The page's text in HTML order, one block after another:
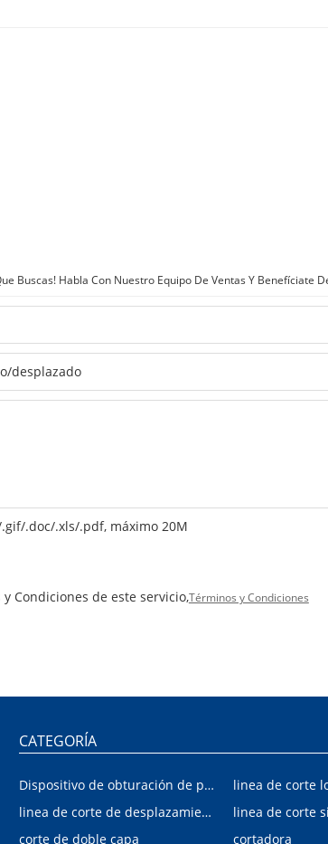
Buscas! Habla Con Nuestro Equipo De Ventas Y Benefíciate
.doc/.xls/.pdf, máximo 20M
Condiciones de este servicio,Términos y Condiciones
CATEGORÍA
Dispositivo de obturación de placa interior/exterior de automóvil
linea de corte
linea de corte de desplazamiento de hojalata y aluminio
linea de corte
corte de doble capa
cortadora